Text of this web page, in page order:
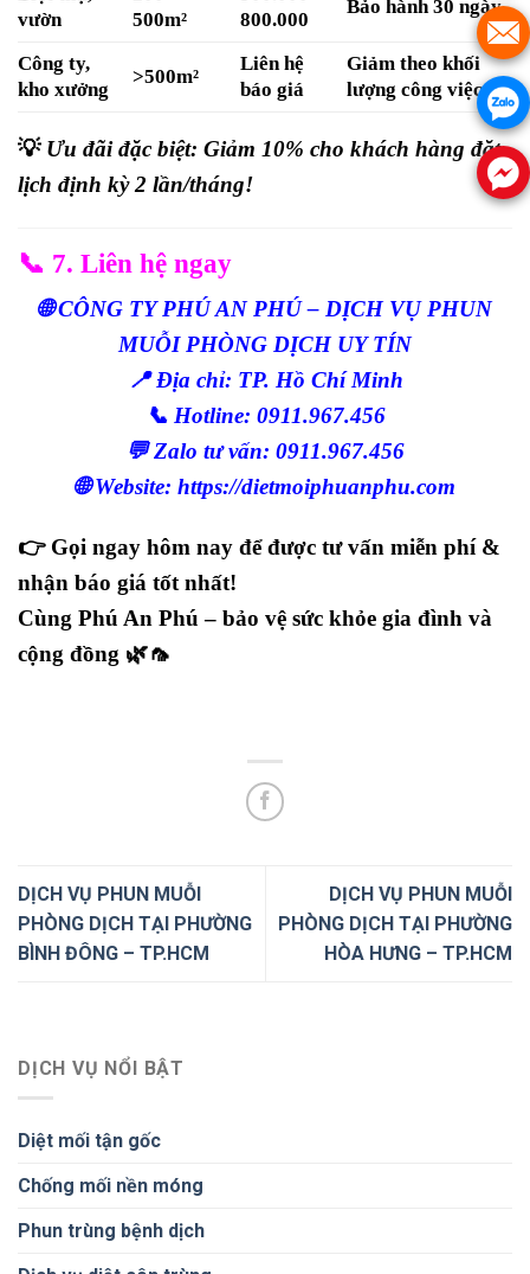
vườn
500m²
800.000
Bảo hành 30 ngày
Công ty,
kho xưởng
>500m²
Liên hệ
báo giá
Giảm theo khối
lượng công việc
💡 Ưu đãi đặc biệt: Giảm 10% cho khách hàng đặt
lịch định kỳ 2 lần/tháng!
📞 7. Liên hệ ngay
🌐 CÔNG TY PHÚ AN PHÚ – DỊCH VỤ PHUN
MUỖI PHÒNG DỊCH UY TÍN
📍 Địa chỉ: TP. Hồ Chí Minh
📞 Hotline: 0911.967.456
💬 Zalo tư vấn: 0911.967.456
🌐 Website: https://dietmoiphuanphu.com
👉 Gọi ngay hôm nay để được tư vấn miễn phí &
nhận báo giá tốt nhất!
Cùng Phú An Phú – bảo vệ sức khỏe gia đình và
cộng đồng 🌿🦟
DỊCH VỤ PHUN MUỖI
PHÒNG DỊCH TẠI PHƯỜNG
BÌNH ĐÔNG – TP.HCM
DỊCH VỤ PHUN MUỖI
PHÒNG DỊCH TẠI PHƯỜNG
HÒA HƯNG – TP.HCM
DỊCH VỤ NỔI BẬT
Diệt mối tận gốc
Chống mối nền móng
Phun trùng bệnh dịch